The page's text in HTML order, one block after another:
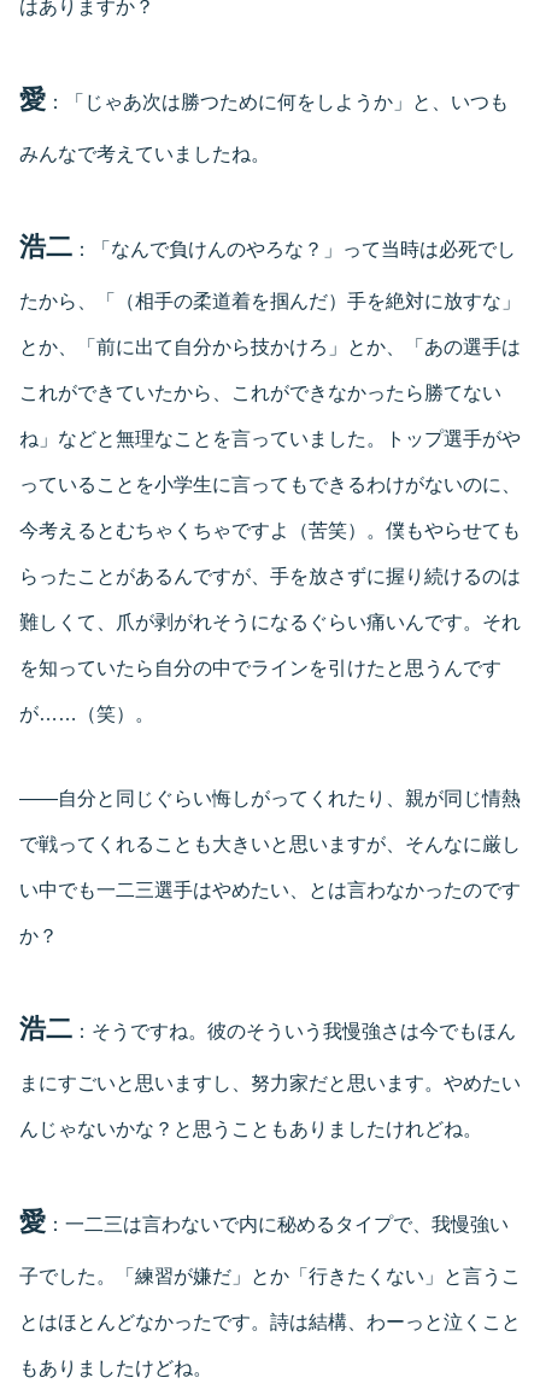
はありますか？
愛 ：「じゃあ次は勝つために何をしようか」と、いつも
みんなで考えていましたね。
浩二 ：「なんで負けんのやろな？」って当時は必死でし
たから、「（相手の柔道着を掴んだ）手を絶対に放すな」
とか、「前に出て自分から技かけろ」とか、「あの選手は
これができていたから、これができなかったら勝てない
ね」などと無理なことを言っていました。トップ選手がや
っていることを小学生に言ってもできるわけがないのに、
今考えるとむちゃくちゃですよ（苦笑）。僕もやらせても
らったことがあるんですが、手を放さずに握り続けるのは
難しくて、爪が剥がれそうになるぐらい痛いんです。それ
を知っていたら自分の中でラインを引けたと思うんです
が……（笑）。
――自分と同じぐらい悔しがってくれたり、親が同じ情熱
で戦ってくれることも大きいと思いますが、そんなに厳し
い中でも一二三選手はやめたい、とは言わなかったのです
か？
浩二 ：そうですね。彼のそういう我慢強さは今でもほん
まにすごいと思いますし、努力家だと思います。やめたい
んじゃないかな？と思うこともありましたけれどね。
愛 ：一二三は言わないで内に秘めるタイプで、我慢強い
子でした。「練習が嫌だ」とか「行きたくない」と言うこ
とはほとんどなかったです。詩は結構、わーっと泣くこと
もありましたけどね。